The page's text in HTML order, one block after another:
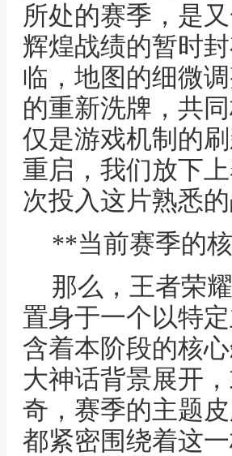
所处的赛季，是
辉煌战绩的暂时
临，地图的细微
的重新洗牌，共
仅是游戏机制的
重启，我们放下
次投入这片熟悉
**当前赛季的
那么，王者荣
置身于一个以特
含着本阶段的核
大神话背景展开
奇，赛季的主题
都紧密围绕着这